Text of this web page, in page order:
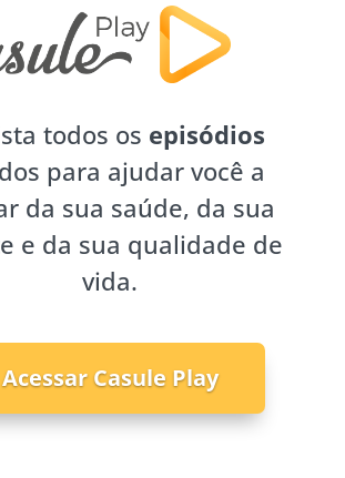
todos os episódios
para ajudar você a
da sua saúde, da sua
e da sua qualidade de
vida.
Acessar Casule Play